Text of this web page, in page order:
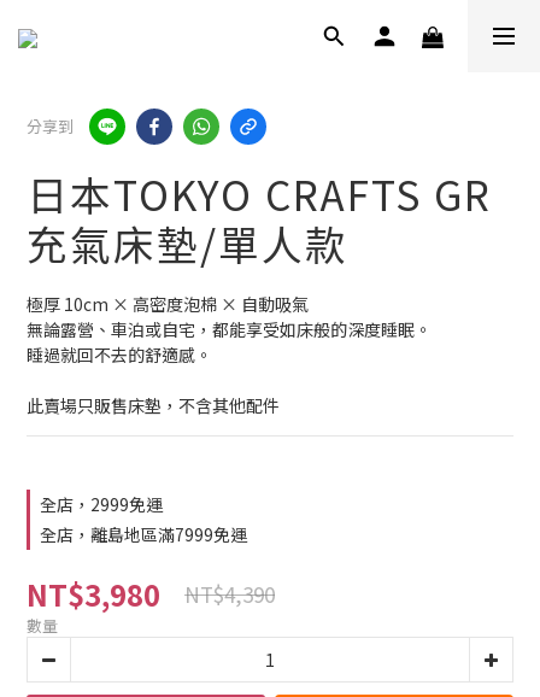
分享到
日本TOKYO CRAFTS GR
充氣床墊/單人款
極厚 10cm × 高密度泡棉 × 自動吸氣
無論露營、車泊或自宅，都能享受如床般的深度睡眠。
睡過就回不去的舒適感。
此賣場只販售床墊，不含其他配件
全店，2999免運
全店，離島地區滿7999免運
NT$3,980 NT$4,390
數量